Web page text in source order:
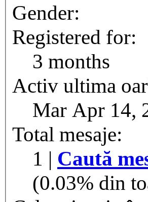
Gender:
Registered for:
3 months
Activ ultima
Mar Apr 14,
Total mesaje:
1 | Caută
(0.03% din